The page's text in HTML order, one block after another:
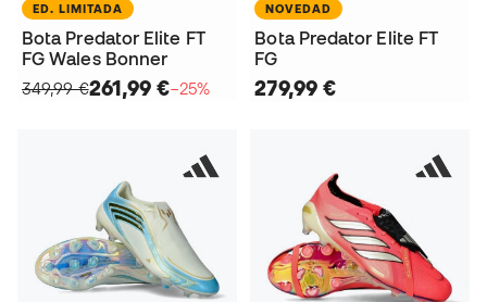
ED. LIMITADA
Bota Predator Elite FT
FG Wales Bonner
349,99 €261,99 €−25%
NOVEDAD
Bota Predator Elite FT
FG
279,99 €